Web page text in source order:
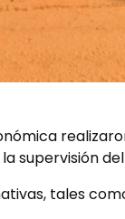
supervisión
tales